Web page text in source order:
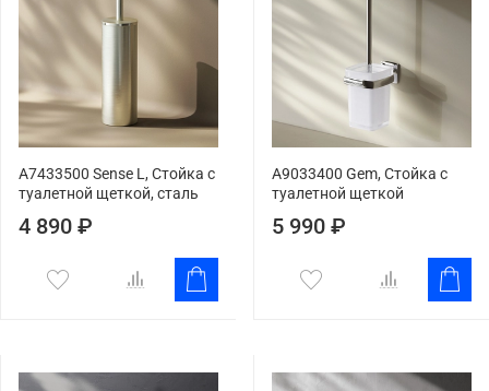
A7433500 Sense L, Стойка с
туалетной щеткой, сталь
4 890 ₽
A9033400 Gem, Стойка с
туалетной щеткой
5 990 ₽